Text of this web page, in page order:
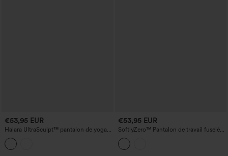
€53,95 EUR
Halara UltraSculpt™ pantalon de yoga
taille haute à maintien abdominal,
froncé, coupe droite, avec poches
€53,95 EUR
SoftlyZero™ Pantalon de travail fuselé
ceinturé, taille extra-haute, doublure
thermique en peluche, avec poches